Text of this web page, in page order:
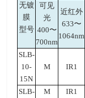
无镀
膜
型号
可见
光
400〜
700nm
近红外
633〜
1064nm
SLB-
10-
15N
M IR1
SLB-
M IR1